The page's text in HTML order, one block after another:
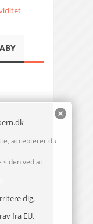
accepterer du
siden ved at
dig,
fra EU.